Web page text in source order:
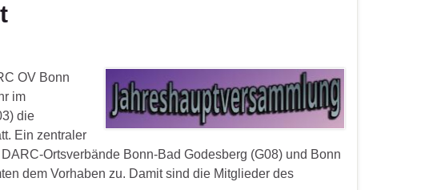
OV Bonn
im
die
Ein zentraler
Ortsverbände Bonn-Bad Godesberg (G08) und Bonn
dem Vorhaben zu. Damit sind die Mitglieder des